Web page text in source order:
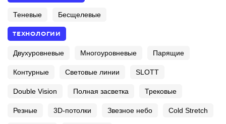
Теневые Бесщелевые
ТЕХНОЛОГИИ
Двухуровневые Многоуровневые Парящие
Контурные Световые линии SLOTT
Double Vision Полная засветка Трековые
Резные 3D-потолки Звезное небо Cold Stretch